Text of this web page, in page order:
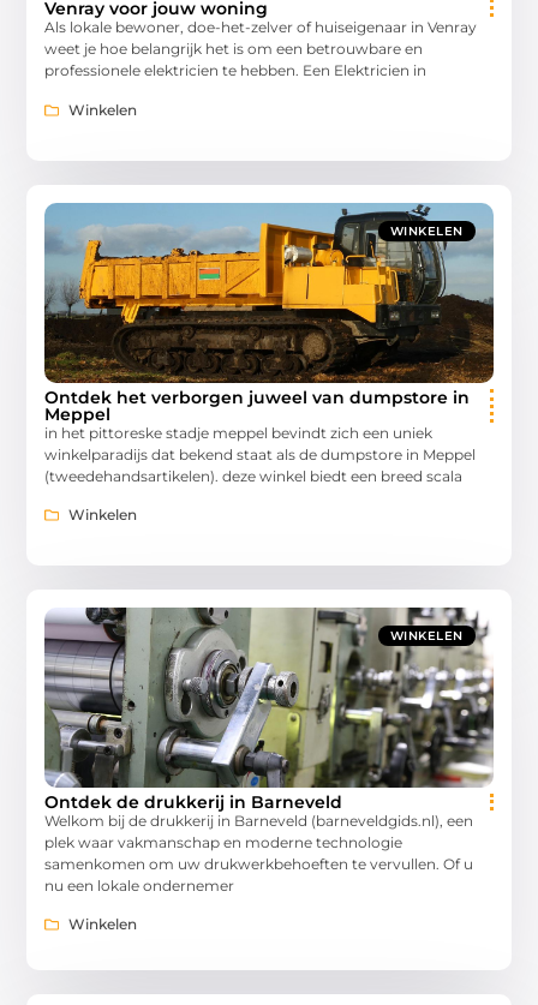
Venray voor jouw woning
Als lokale bewoner, doe-het-zelver of huiseigenaar in Venray
weet je hoe belangrijk het is om een betrouwbare en
professionele elektricien te hebben. Een Elektricien in
Winkelen
WINKELEN
Ontdek het verborgen juweel van dumpstore in
Meppel
in het pittoreske stadje meppel bevindt zich een uniek
winkelparadijs dat bekend staat als de dumpstore in Meppel
(tweedehandsartikelen). deze winkel biedt een breed scala
Winkelen
WINKELEN
Ontdek de drukkerij in Barneveld
Welkom bij de drukkerij in Barneveld (barneveldgids.nl), een
plek waar vakmanschap en moderne technologie
samenkomen om uw drukwerkbehoeften te vervullen. Of u
nu een lokale ondernemer
Winkelen